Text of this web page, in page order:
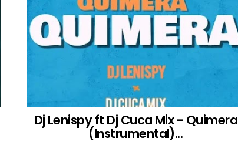
Dj Lenispy ft Dj Cuca Mix - Quimera
(Instrumental)...